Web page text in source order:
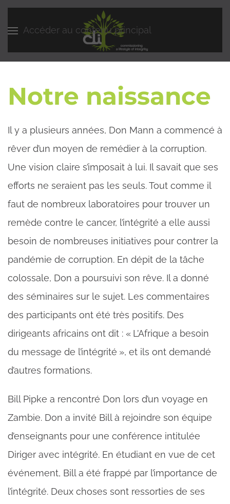
Accéder au contenu principal
Notre naissance
Il y a plusieurs années, Don Mann a commencé à
rêver d’un moyen de remédier à la corruption.
Une vision claire s’imposait à lui. Il savait que ses
efforts ne seraient pas les seuls. Tout comme il
faut de nombreux laboratoires pour trouver un
remède contre le cancer, l’intégrité a elle aussi
besoin de nombreuses initiatives pour contrer la
pandémie de corruption. En dépit de la tâche
colossale, Don a poursuivi son rêve. Il a donné
des séminaires sur le sujet. Les commentaires
des participants ont été très positifs. Des
dirigeants africains ont dit : « L’Afrique a besoin
du message de l’intégrité », et ils ont demandé
d’autres formations.
Bill Pipke a rencontré Don lors d’un voyage en
Zambie. Don a invité Bill à rejoindre son équipe
d’enseignants pour une conférence intitulée
Diriger avec intégrité. En étudiant en vue de cet
événement, Bill a été frappé par l’importance de
l’intégrité. Deux choses sont ressorties de ses